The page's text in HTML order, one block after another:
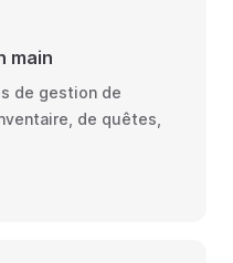
main
de gestion de
de quêtes,